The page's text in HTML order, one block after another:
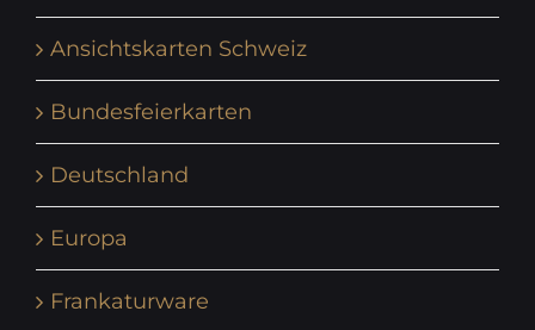
Ansichtskarten Schweiz
Bundesfeierkarten
Deutschland
Europa
Frankaturware